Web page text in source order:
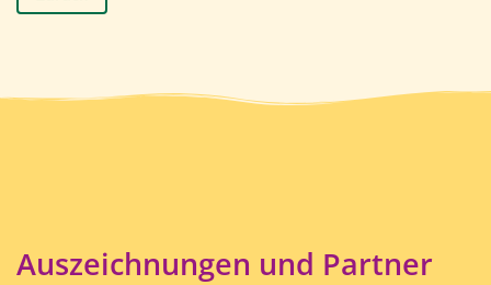
Auszeichnungen und Partner